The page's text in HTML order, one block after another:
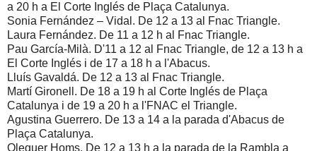
a 20 h a El Corte Inglés de Plaça Catalunya.
Sonia Fernández – Vidal. De 12 a 13 al Fnac Triangle.
Laura Fernández. De 11 a 12 h al Fnac Triangle.
Pau García-Milà. D'11 a 12 al Fnac Triangle, de 12 a 13 h a
El Corte Inglés i de 17 a 18 h a l'Abacus.
Lluís Gavaldá. De 12 a 13 al Fnac Triangle.
Martí Gironell. De 18 a 19 h al Corte Inglés de Plaça
Catalunya i de 19 a 20 h a l'FNAC el Triangle.
Agustina Guerrero. De 13 a 14 a la parada d'Abacus de
Plaça Catalunya.
Oleguer Homs. De 12 a 13 h a la parada de la Rambla a